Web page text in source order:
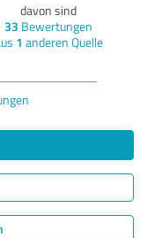
davon sind
33 Bewertungen
1 anderen Quelle